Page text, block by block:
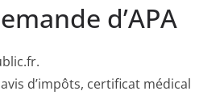
d’APA
d’impôts, certificat médical